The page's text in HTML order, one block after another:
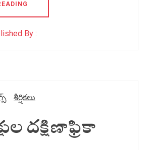
By :
శీర్షికలు
దక్షిణాఫ్రికా